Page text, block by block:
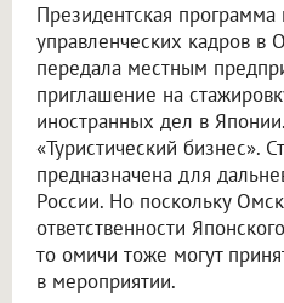
Президентская программа
управленческих кадров в
передала местным
приглашение на
иностранных дел в
«Туристический бизнес».
предназначена для
России. Но поскольку
ответственности
то омичи тоже могут
в мероприятии.